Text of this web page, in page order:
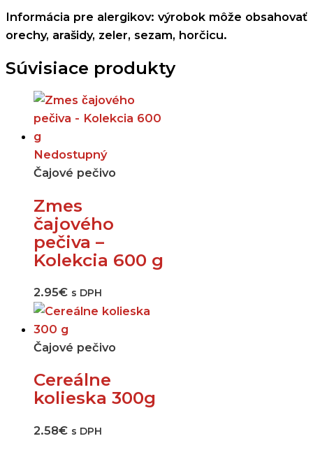
Informácia pre alergikov: výrobok môže obsahovať
orechy, arašidy, zeler, sezam, horčicu.
Súvisiace produkty
Nedostupný
Čajové pečivo
Zmes
čajového
pečiva –
Kolekcia 600 g
2.95€ s DPH
Čajové pečivo
Cereálne
kolieska 300g
2.58€ s DPH